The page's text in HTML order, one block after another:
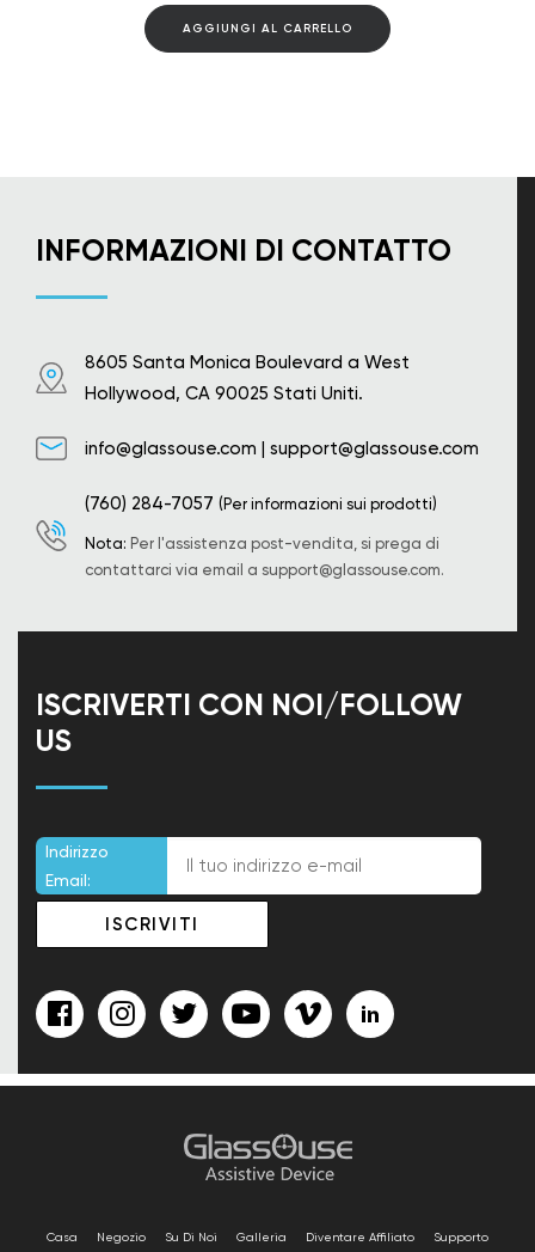
AGGIUNGI AL CARRELLO
INFORMAZIONI DI CONTATTO
8605 Santa Monica Boulevard a West
Hollywood, CA 90025 Stati Uniti.
info@glassouse.com | support@glassouse.com
(760) 284-7057 (Per informazioni sui prodotti)
Nota: Per l'assistenza post-vendita, si prega di
contattarci via email a support@glassouse.com.
ISCRIVERTI CON NOI/FOLLOW
US
Indirizzo
Email:
Casa Negozio Su Di Noi Galleria Diventare Affiliato Supporto